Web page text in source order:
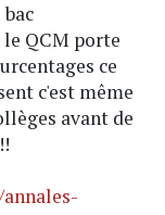
QCM porte
ce
c'est même
avant de